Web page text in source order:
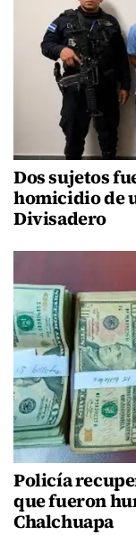
Dos sujetos
homicidio de
Divisadero
Policía
que fueron
Chalchuapa